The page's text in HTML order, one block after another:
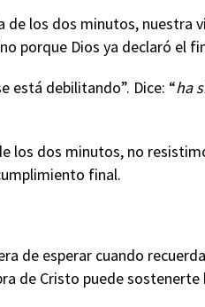
de los dos minutos, nuestra
porque Dios ya declaró el
está debilitando”. Dice: “ha
los dos minutos, no
final.
de esperar cuando
de Cristo puede